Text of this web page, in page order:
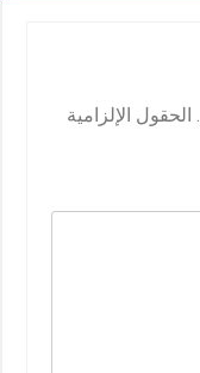
الحقول الإلزامية